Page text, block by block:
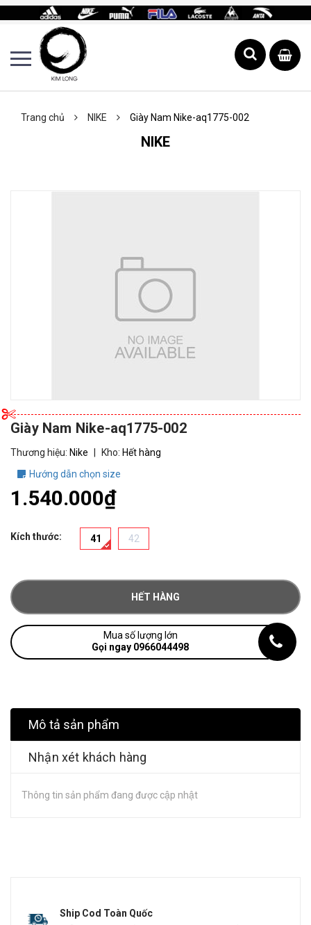
Trang chủ NIKE Giày Nam Nike-aq1775-002
NIKE
Giày Nam Nike-aq1775-002
Thương hiệu: Nike Kho: Hết hàng
Hướng dẫn chọn size
1.540.000₫
Kích thước: 41 42
HẾT HÀNG
Mua số lượng lớn
Gọi ngay 0966044498
Mô tả sản phẩm
Nhận xét khách hàng
Thông tin sản phẩm đang được cập nhật
Ship Cod Toàn Quốc